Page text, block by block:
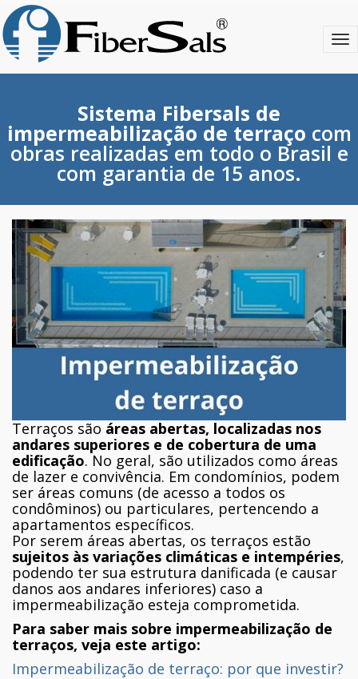
k
i
t
n
T
g
n
a
a
t
i
Sistema Fibersals de
impermeabilização de terraço com
obras realizadas em todo o Brasil e
com garantia de 15 anos.
Terraços são áreas abertas, localizadas nos
andares superiores e de cobertura de uma
edificação. No geral, são utilizados como áreas
de lazer e convivência. Em condomínios, podem
ser áreas comuns (de acesso a todos os
condôminos) ou particulares, pertencendo a
apartamentos específicos.
Por serem áreas abertas, os terraços estão
sujeitos às variações climáticas e intempéries,
podendo ter sua estrutura danificada (e causar
danos aos andares inferiores) caso a
impermeabilização esteja comprometida.
Para saber mais sobre impermeabilização de
terraços, veja este artigo:
Impermeabilização de terraço: por que investir?